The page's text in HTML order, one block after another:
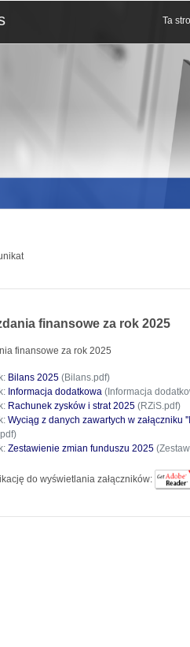
finansowe za rok 2025
finansowe za rok 2025
Bilans 2025 (Bilans.pdf)
Informacja dodatkowa (Informacja
Rachunek zysków i strat 2025 (RZiS.pdf)
Wyciąg z danych zawartych w załączniku
Zestawienie zmian funduszu 2025
do wyświetlania załączników:
Ta